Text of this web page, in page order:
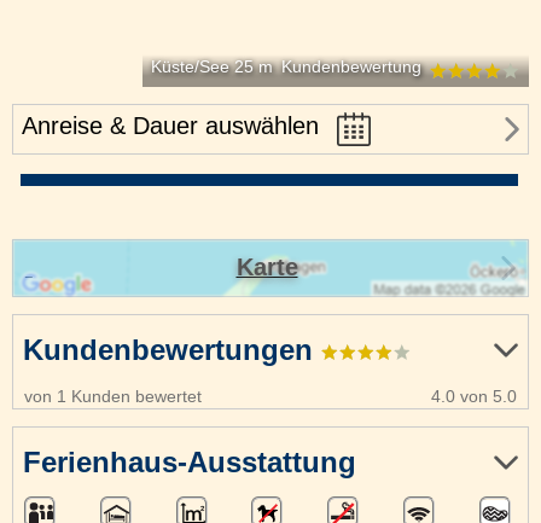
Küste/See 25 m Kundenbewertung
Anreise & Dauer auswählen
Kundenbewertungen
von 1 Kunden bewertet 4.0 von 5.0
Ferienhaus-Ausstattung
Karte